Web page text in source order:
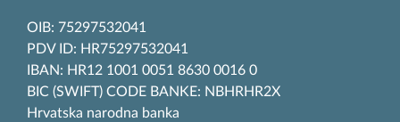
OIB: 75297532041
PDV ID: HR75297532041
IBAN: HR12 1001 0051 8630 0016 0
BIC (SWIFT) CODE BANKE: NBHRHR2X
Hrvatska narodna banka